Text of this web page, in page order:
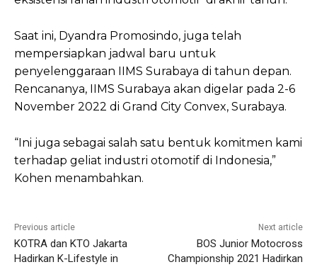
Saat ini, Dyandra Promosindo, juga telah
mempersiapkan jadwal baru untuk
penyelenggaraan IIMS Surabaya di tahun depan.
Rencananya, IIMS Surabaya akan digelar pada 2-6
November 2022 di Grand City Convex, Surabaya.
“Ini juga sebagai salah satu bentuk komitmen kami
terhadap geliat industri otomotif di Indonesia,”
Kohen menambahkan.
Previous article
KOTRA dan KTO Jakarta
Hadirkan K-Lifestyle in
Next article
BOS Junior Motocross
Championship 2021 Hadirkan